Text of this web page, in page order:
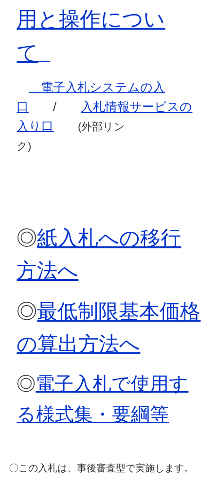
用と操作につい
て
電子入札システムの入
口
/
入札情報サービスの
入り口
(外部リン
ク)
◎紙入札への移行
方法へ
◎最低制限基本価格
の算出方法へ
◎電子入札で使用す
る様式集・要綱等
〇この入札は、事後審査型で実施します。